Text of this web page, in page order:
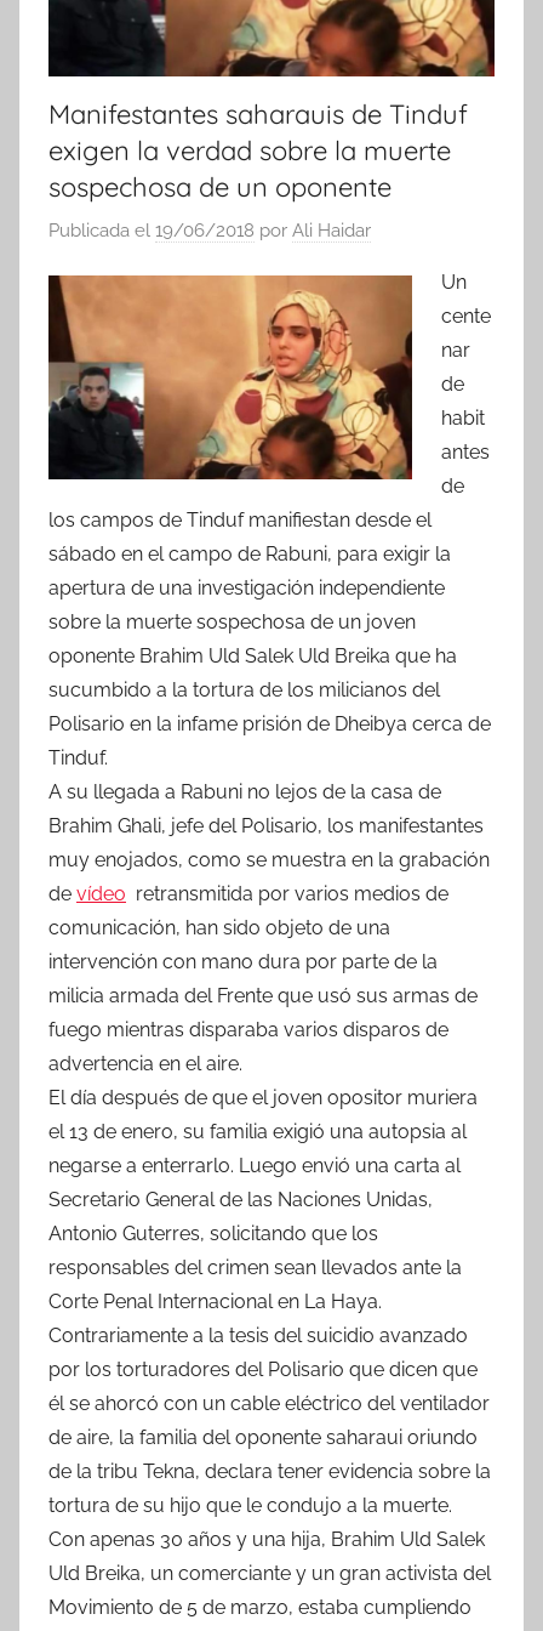
Manifestantes saharauis de Tinduf
exigen la verdad sobre la muerte
sospechosa de un oponente
Publicada el 19/06/2018 por Ali Haidar
Un
cente
nar
de
habit
antes
de
los campos de Tinduf manifiestan desde el
sábado en el campo de Rabuni, para exigir la
apertura de una investigación independiente
sobre la muerte sospechosa de un joven
oponente Brahim Uld Salek Uld Breika que ha
sucumbido a la tortura de los milicianos del
Polisario en la infame prisión de Dheibya cerca de
Tinduf.
A su llegada a Rabuni no lejos de la casa de
Brahim Ghali, jefe del Polisario, los manifestantes
muy enojados, como se muestra en la grabación
de vídeo retransmitida por varios medios de
comunicación, han sido objeto de una
intervención con mano dura por parte de la
milicia armada del Frente que usó sus armas de
fuego mientras disparaba varios disparos de
advertencia en el aire.
El día después de que el joven opositor muriera
el 13 de enero, su familia exigió una autopsia al
negarse a enterrarlo. Luego envió una carta al
Secretario General de las Naciones Unidas,
Antonio Guterres, solicitando que los
responsables del crimen sean llevados ante la
Corte Penal Internacional en La Haya.
Contrariamente a la tesis del suicidio avanzado
por los torturadores del Polisario que dicen que
él se ahorcó con un cable eléctrico del ventilador
de aire, la familia del oponente saharaui oriundo
de la tribu Tekna, declara tener evidencia sobre la
tortura de su hijo que le condujo a la muerte.
Con apenas 30 años y una hija, Brahim Uld Salek
Uld Breika, un comerciante y un gran activista del
Movimiento de 5 de marzo, estaba cumpliendo